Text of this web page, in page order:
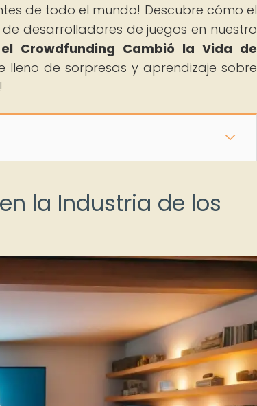
de todo el mundo! Descubre cómo el
desarrolladores de juegos en nuestro
Crowdfunding Cambió la Vida de
lleno de sorpresas y aprendizaje sobre
la Industria de los